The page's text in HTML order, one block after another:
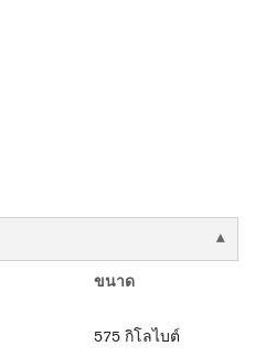
ขนาด
575 กิโลไบต์